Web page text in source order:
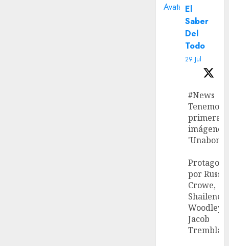
Avatar El
Saber
Del
Todo
29 Jul
#News
Tenemos
primeras
imágenes
por
Crowe,
Shailene
Woodley y
Jacob
Tremblay.